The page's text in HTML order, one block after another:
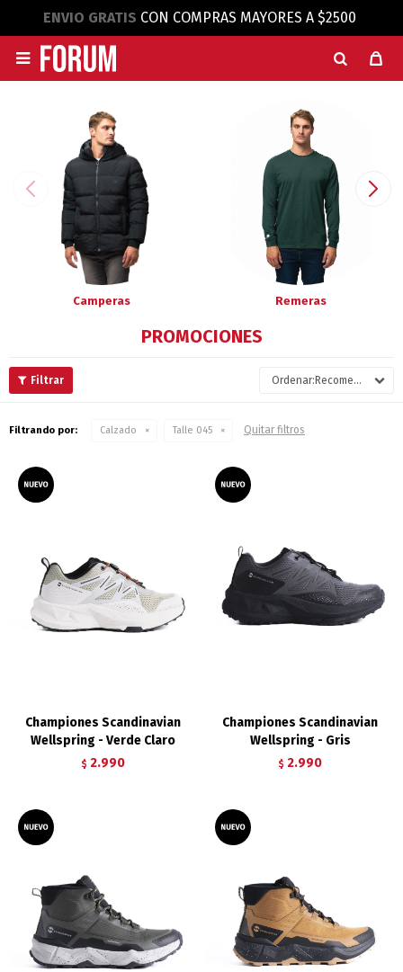
ENVIO GRATIS CON COMPRAS MAYORES A $2500

Camperas Remeras
PROMOCIONES
Recomendados
Filtrando por: Calzado Talle 045 Quitar filtros
Championes Scandinavian
Wellspring - Verde Claro
$ 2.990
Championes Scandinavian
Wellspring - Gris
$ 2.990